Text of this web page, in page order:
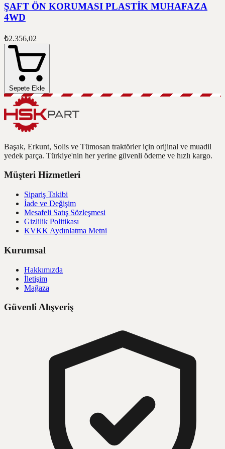
ŞAFT ÖN KORUMASI PLASTİK MUHAFAZA
4WD
₺2.356,02
Sepete Ekle
Başak, Erkunt, Solis ve Tümosan traktörler için orijinal ve muadil
yedek parça. Türkiye'nin her yerine güvenli ödeme ve hızlı kargo.
Müşteri Hizmetleri
Sipariş Takibi
İade ve Değişim
Mesafeli Satış Sözleşmesi
Gizlilik Politikası
KVKK Aydınlatma Metni
Kurumsal
Hakkımızda
İletişim
Mağaza
Güvenli Alışveriş